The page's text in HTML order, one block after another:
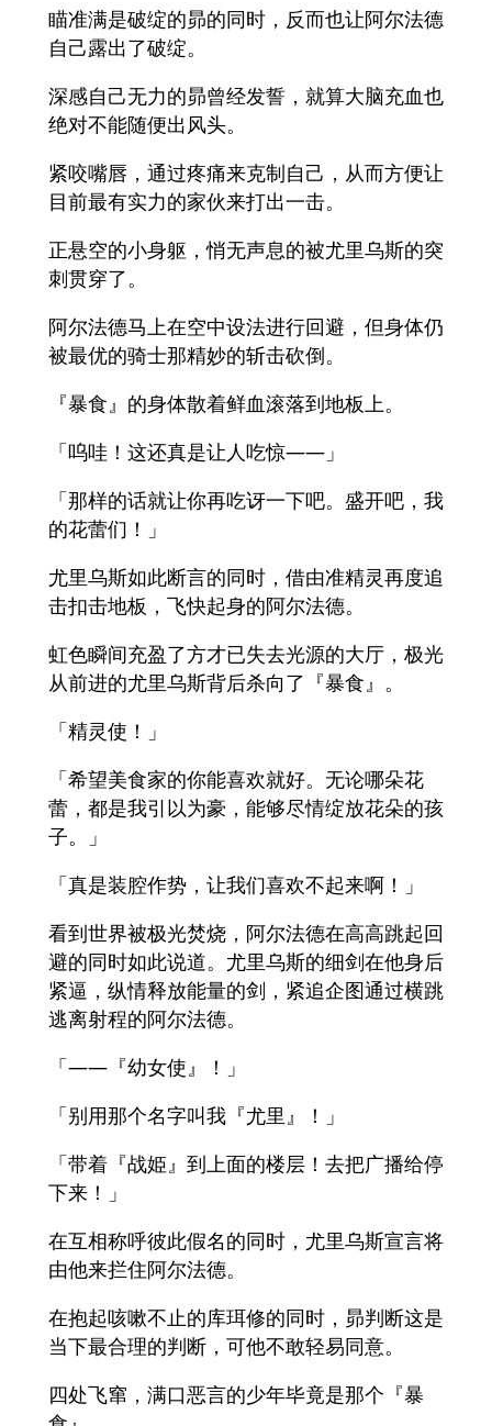
瞄准满是破绽的昴的同时，反而也让阿尔法德
自己露出了破绽。
深感自己无力的昴曾经发誓，就算大脑充血也
绝对不能随便出风头。
紧咬嘴唇，通过疼痛来克制自己，从而方便让
目前最有实力的家伙来打出一击。
正悬空的小身躯，悄无声息的被尤里乌斯的突
刺贯穿了。
阿尔法德马上在空中设法进行回避，但身体仍
被最优的骑士那精妙的斩击砍倒。
『暴食』的身体散着鲜血滚落到地板上。
「呜哇！这还真是让人吃惊――」
「那样的话就让你再吃讶一下吧。盛开吧，我
的花蕾们！」
尤里乌斯如此断言的同时，借由准精灵再度追
击扣击地板，飞快起身的阿尔法德。
虹色瞬间充盈了方才已失去光源的大厅，极光
从前进的尤里乌斯背后杀向了『暴食』。
「精灵使！」
「希望美食家的你能喜欢就好。无论哪朵花
蕾，都是我引以为豪，能够尽情绽放花朵的孩
子。」
「真是装腔作势，让我们喜欢不起来啊！」
看到世界被极光焚烧，阿尔法德在高高跳起回
避的同时如此说道。尤里乌斯的细剑在他身后
紧逼，纵情释放能量的剑，紧追企图通过横跳
逃离射程的阿尔法德。
「――『幼女使』！」
「别用那个名字叫我『尤里』！」
「带着『战姫』到上面的楼层！去把广播给停
下来！」
在互相称呼彼此假名的同时，尤里乌斯宣言将
由他来拦住阿尔法德。
在抱起咳嗽不止的库珥修的同时，昴判断这是
当下最合理的判断，可他不敢轻易同意。
四处飞窜，满口恶言的少年毕竟是那个『暴